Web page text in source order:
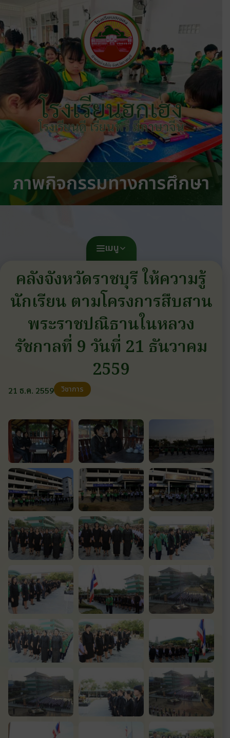
โรงเรียนฮกเฮง
โรงเรียนดี เรียนฟรี มีภาษาจีน
ภาพกิจกรรมทางการศึกษา
เมนู
คลังจังหวัดราชบุรี ให้ความรู้
นักเรียน ตามโครงการสืบสาน
พระราชปณิธานในหลวง
รัชกาลที่ 9 วันที่ 21 ธันวาคม
2559
21 ธ.ค. 2559 วิชาการ